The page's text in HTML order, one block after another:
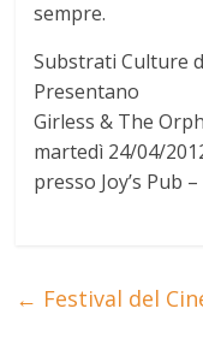
sempre.
Substrati Culture
Presentano
Girless & The
martedì 24/04/
presso Joy’s Pub –
← Festival del